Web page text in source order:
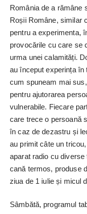
România de a rămâne
Roșii Române, similar
pentru a experimenta,
provocările cu care se
urma unei calamități.
au început experința în
cum spuneam mai
pentru ajutorarea
vulnerabile. Fiecare
care trece o persoană
în caz de dezastru și
au primit câte un
aparat radio cu
cană termos, produse
ziua de 1 iulie și micul
Sâmbătă, ­programul